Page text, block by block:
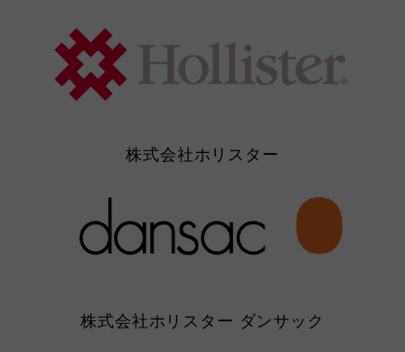
株式会社ホリスター
株式会社ホリスター ダンサック